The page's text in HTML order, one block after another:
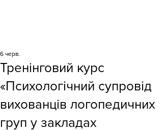
Тренінговий курс
«Психологічний супровід
вихованців логопедичних
груп у закладах
6 черв.